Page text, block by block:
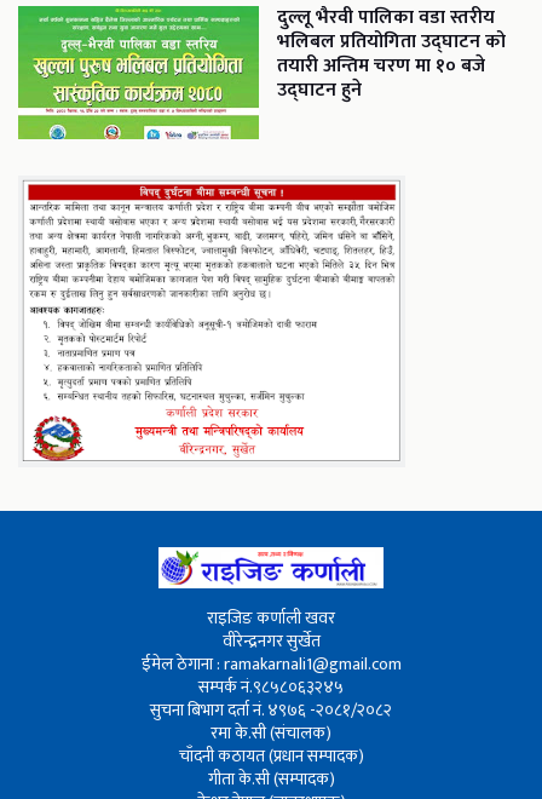
दुल्लू भैरवी पालिका वडा स्तरीय
भलिबल प्रतियोगिता उद्घाटन को
तयारी अन्तिम चरण मा १० बजे
उद्घाटन हुने
राइजिङ कर्णाली खवर
वीरेन्द्रनगर सुर्खेत
ईमेल ठेगाना : ramakarnali1@gmail.com
सम्पर्क नं.९८५८०६३२४५
सुचना बिभाग दर्ता नं. ४९७६ -२०८१/२०८२
रमा के.सी (संचालक)
चाँदनी कठायत (प्रधान सम्पादक)
गीता के.सी (सम्पादक)